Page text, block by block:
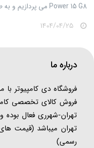
Power 15 G8 می پردازیم و به طور...
درباره ما
فروش کالای تخصصی
تهران-شهرری فعال
تهران میباشد (قیمت
رسمی)